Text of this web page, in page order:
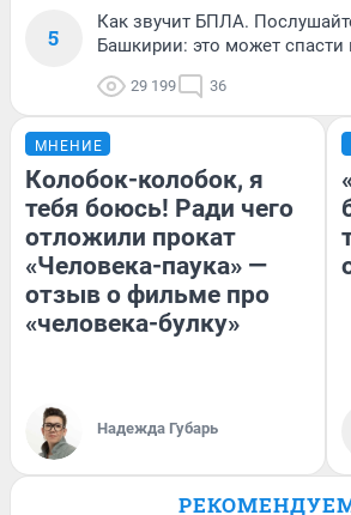
5
Как звучит БПЛА.
Башкирии: это может
29 199 36
МНЕНИЕ
Колобок-колобок, я
тебя боюсь! Ради чего
отложили прокат
«Человека-паука» —
отзыв о фильме про
«человека-булку»
Надежда Губарь